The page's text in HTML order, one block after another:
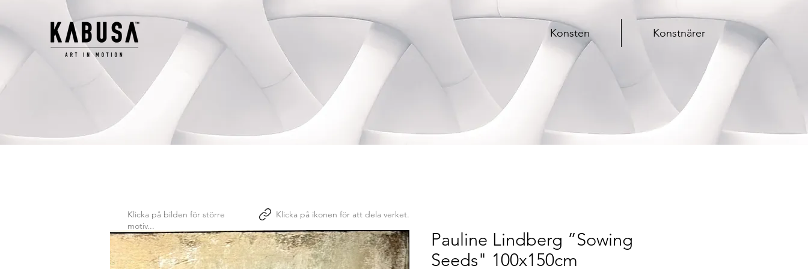
Konsten Konstnärer
Pauline Lindberg ”Sowing
Seeds" 100x150cm
Klicka på bilden för större
motiv...
Klicka på ikonen för att dela verket.